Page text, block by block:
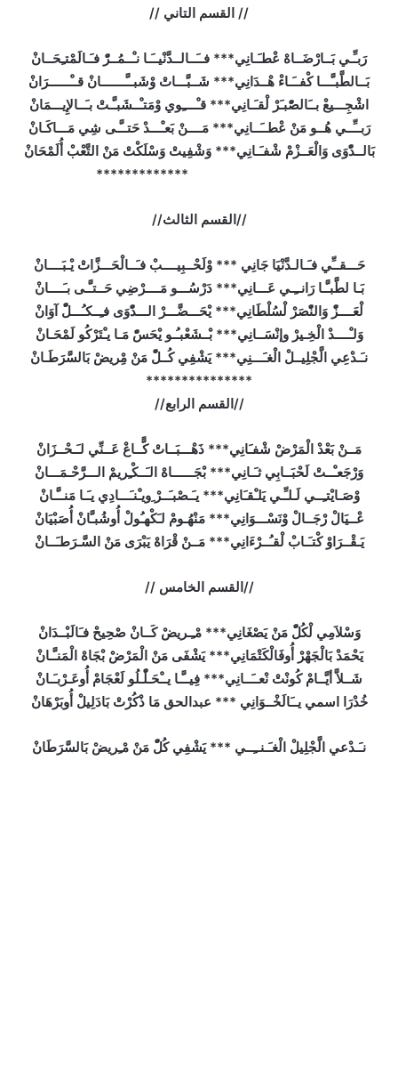
// القسم التاني //
رَبـِّـي بَــارْضَــاهْ عْطـَـانِي*** فــَــالــدَّنْيــَـا نـْــمُــرّْ فـَـالَمْتـِحَــانْ
بَــالطَّبـَّـــا كْفــَـاءْ هْــدَانِي*** شَــبَّـــاتْ وْشَبــَّـــــــانْ قــْــــــرَانْ
اشْجِـــيعْ بــَالصّْبـَرْ لْقـَـانِي*** قـْــــِوي وْمَتـْــشَبـَّـتْ بـَــالإِيـــمَانْ
رَبــِّــي هُــو مَنْ عْطــَــانِي*** مَــــنْ بَعـْـــدْ حَتــَّـى شِي مَـــاكَـانْ
بَالــدّْوَى وَالْعَــزْمْ شْفـَـانِي*** وَشْفِيتْ وَسْلَكْتْ مَنْ التَّعْبْ أُلَمْحَانْ
*************
//القسم الثالث//
حَـــقــِّي فـَـالـدَّنْيَا جَانِي *** وْلَحْــبِيــــبْ فـَــالْحَـــزَّاتْ يْـبَــــانْ
بَـا لطَّبـَّـا رَانــِـي عَـــانِي*** دَرْسُـــو مَــــرْضِي حَــتـَّـى بـَــــانْ
لْعَــــزّْ وَالنّْصَرْ لْسُلْطَانِي*** يْحَـــضَّـــرْ الـــدّْوَى فـِــكـُـــلّْ آوَانْ
وَلـْــــدْ الْخِـيرْ وإنْسَــانِي*** بْــشَعْبـُـو يْحَسّْ مَـا يـْتَرْكُو لَمْحَـانْ
نـَـدْعِي الَّجْلِيــلْ الْغـَـــنِي*** يَشْفِي كُــلّْ مَنْ مِْريضْ بَالسَّرَطَـانْ
***************
//القسم الرابع//
مَــنْ بَعْدْ الْمَرْضْ شْفـَانِي*** ذَهْـــبَــاتْ كًّــاعْ عَــنِّي لـَـحْــزَانْ
وَرْجَعـْــتْ لَحْبَــابِي ثـَـانِي*** بْجَــــــاهْ الـَــكْـِريمْ الـــرَّحْـمَـــانْ
وْصَـايْتـِــي لَـلـِّـي يَلـْقـَانِي*** يـَـصْبـَــرْ ِويـْنـَـــادِي يـَـا مَنــَّـانْ
عْــيَالْ رْجَــالْ وْنَسْـــوَانِي*** مَنْهُـومْ لـَكْهـُولْ أُوشُبـَّانْ أُصَبْيَانْ
يَـقْــرَاوْ كْتـَـابْ لْقـُــرْءَانِي*** مَــنْ قْرَاهْ يَبْرَى مَنْ السَّـرَطـَــانْ
//القسم الخامس //
وَسْلاَمِي لْكُلّْ مَنْ يَصْغَانِي*** مْـِـريضْ كَــانْ صْحِيحْ فـَالَبْــدَانْ
يَحْمَدْ بَالْجَهْرْ أُوفَالْكَتْمَانِي*** يَشْفَى مَنْ الْمَرْضْ بْجَاهْ الْمَنـَّـانْ
شَــلاَّ أيَّــامْ كُونْتْ نْعــَــانِي*** فِيــَّـا يــْحَـلّْـلُو لَعْجَامْ أُوعَـرْبـَـانْ
خُدْرَا اسمي يــَالَخْــوَانِي *** عبدالحق مَا ذْكُرْتْ بَادَلِيلْ أُوبَرْهَانْ
نـَـدْعي الَّجْلِيلْ الْغـَـنــِــي *** يَشْفِي كُلّْ مَنْ مْـِريضْ بَالسَّرَطَانْ